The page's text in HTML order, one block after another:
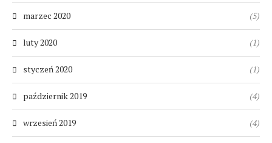
marzec 2020 (5)
luty 2020 (1)
styczeń 2020 (1)
październik 2019 (4)
wrzesień 2019 (4)